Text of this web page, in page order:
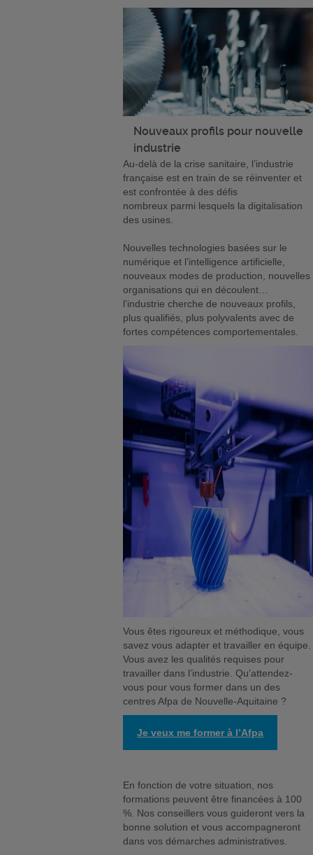
Nouveaux profils pour nouvelle
industrie
Au-delà de la crise sanitaire, l’industrie
française est en train de se réinventer et
est confrontée à des défis
nombreux parmi lesquels la digitalisation
des usines.
Nouvelles technologies basées sur le
numérique et l’intelligence artificielle,
nouveaux modes de production, nouvelles
organisations qui en découlent…
l’industrie cherche de nouveaux profils,
plus qualifiés, plus polyvalents avec de
fortes compétences comportementales.
Vous êtes rigoureux et méthodique, vous
savez vous adapter et travailler en équipe.
Vous avez les qualités requises pour
travailler dans l’industrie. Qu’attendez-
vous pour vous former dans un des
centres Afpa de Nouvelle-Aquitaine ?
Je veux me former à l’Afpa
En fonction de votre situation, nos
formations peuvent être financées à 100
%. Nos conseillers vous guideront vers la
bonne solution et vous accompagneront
dans vos démarches administratives.